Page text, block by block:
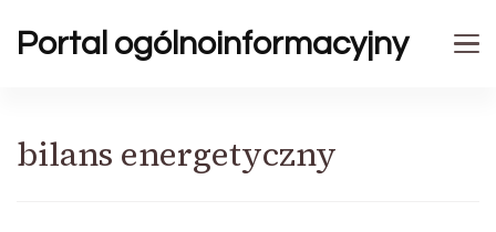
Portal ogólnoinformacyjny
bilans energetyczny